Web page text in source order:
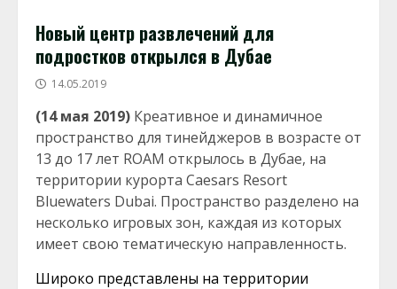
Новый центр развлечений для
подростков открылся в Дубае
14.05.2019
(14 мая 2019) Креативное и динамичное
пространство для тинейджеров в возрасте от
13 до 17 лет ROAM открылось в Дубае, на
территории курорта Caesars Resort
Bluewaters Dubai. Пространство разделено на
несколько игровых зон, каждая из которых
имеет свою тематическую направленность.
Широко представлены на территории